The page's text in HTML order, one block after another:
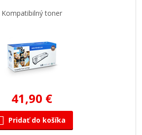
Kompatibilný toner
41,90 €
Pridať do košíka